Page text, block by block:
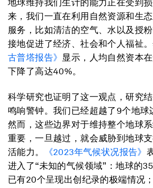
地球维持我们生计的能力正在受到
来，我们一直在利用自然资源和生
服务，比如清洁的空气、水以及授
接地促进了经济、社会和个人福祉。
古普塔报告》 显示，人均自然资本
下降了高达40%。
科学研究也证明了这一观点，研究
鸣响警钟。我们已经超越了9个地球
然而，这些边界对于维持整个地球
重要，一旦越过，就会威胁到地球
活能力。
《2023年气候状况报告》
进入了“未知的气候领域”：地球的
已有20个呈现出创纪录的极端情况